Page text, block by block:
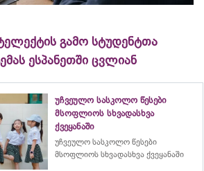
გამო სტუდენტთა
ესპანეთში ცვლიან
უჩვეულო სასკოლო წესები
მსოფლიოს სხვადასხვა
ქვეყანაში
უჩვეულო სასკოლო წესები
მსოფლიოს სხვადასხვა ქვეყანაში